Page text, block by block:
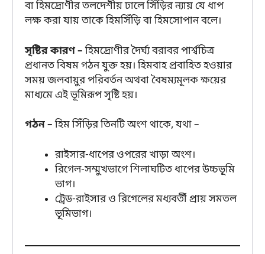
বা হিমদ্রোণীর তলদেশীয় ঢালে সিঁড়ির ন্যায় যে ধাপ
লক্ষ করা যায় তাকে হিমসিঁড়ি বা হিমসোপান বলে।
সৃষ্টির কারণ –হিমদ্রোণীর দৈর্ঘ্য বরাবর পার্শ্বচিত্র
প্রধানত বিষম গঠন যুক্ত হয়। হিমবাহ প্রবাহিত হওয়ার
সময় জলবায়ুর পরিবর্তন অথবা বৈষম্যমূলক ক্ষয়ের
মাধ্যমে এই ভূমিরূপ সৃষ্টি হয়।
গঠন –হিম সিঁড়ির তিনটি অংশ থাকে, যথা –
রাইসার-ধাপের ওপরের খাড়া অংশ।
রিগেল-সম্মুখভাগে শিলাঘটিত ধাপের উচ্চভূমি
ভাগ।
ট্রেড-রাইসার ও রিগেলের মধ্যবর্তী প্রায় সমতল
ভূমিভাগ।